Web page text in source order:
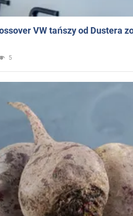
VW tańszy od Dustera
5